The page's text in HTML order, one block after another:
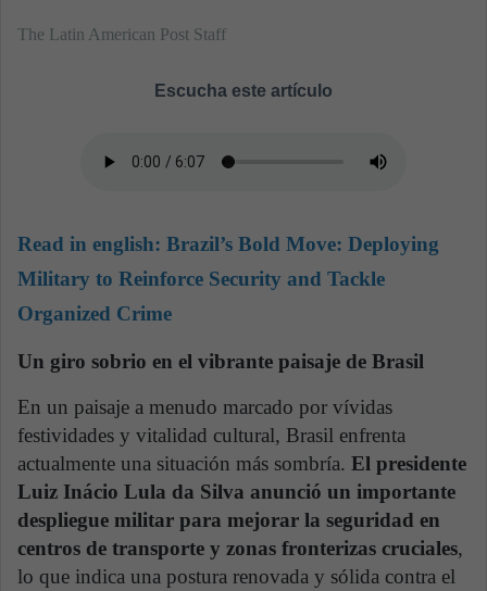
The Latin American Post Staff
Escucha este artículo
Read in english: Brazil’s Bold Move: Deploying
Military to Reinforce Security and Tackle
Organized Crime
Un giro sobrio en el vibrante paisaje de Brasil
En un paisaje a menudo marcado por vívidas
festividades y vitalidad cultural, Brasil enfrenta
actualmente una situación más sombría. El presidente
Luiz Inácio Lula da Silva anunció un importante
despliegue militar para mejorar la seguridad en
centros de transporte y zonas fronterizas cruciales,
lo que indica una postura renovada y sólida contra el